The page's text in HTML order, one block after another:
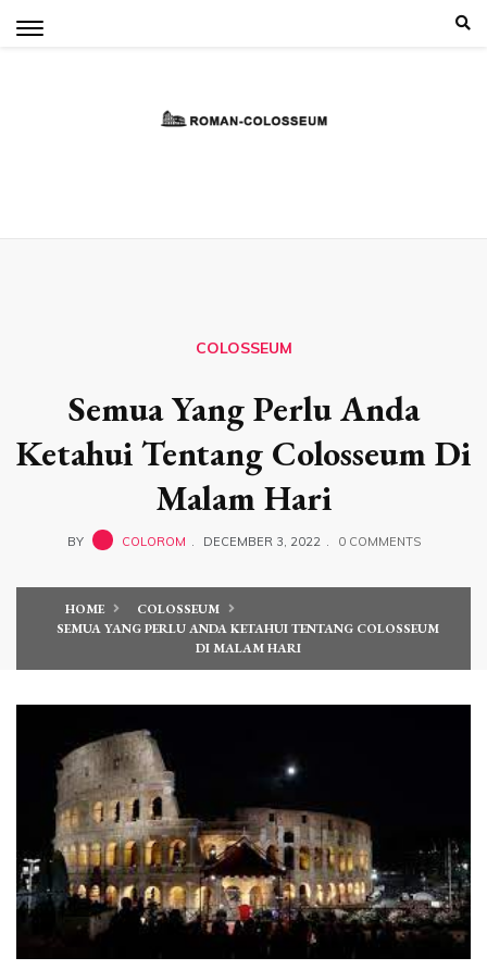
COLOSSEUM
Semua Yang Perlu Anda
Ketahui Tentang Colosseum Di
Malam Hari
BY COLOROM DECEMBER 3, 2022 0 COMMENTS
HOME
COLOSSEUM
SEMUA YANG PERLU ANDA KETAHUI TENTANG COLOSSEUM
DI MALAM HARI